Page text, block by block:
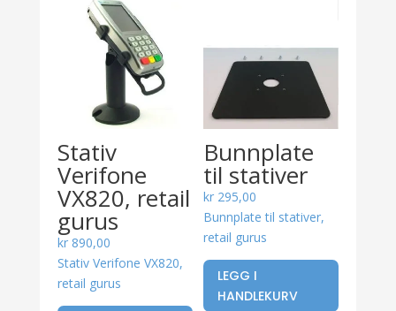
Stativ
Verifone
VX820, retail
gurus
kr890,00
Stativ Verifone VX820,
retail gurus
Bunnplate
til stativer
kr 295,00
Bunnplate til stativer,
retail gurus
LEGG I
HANDLEKURV